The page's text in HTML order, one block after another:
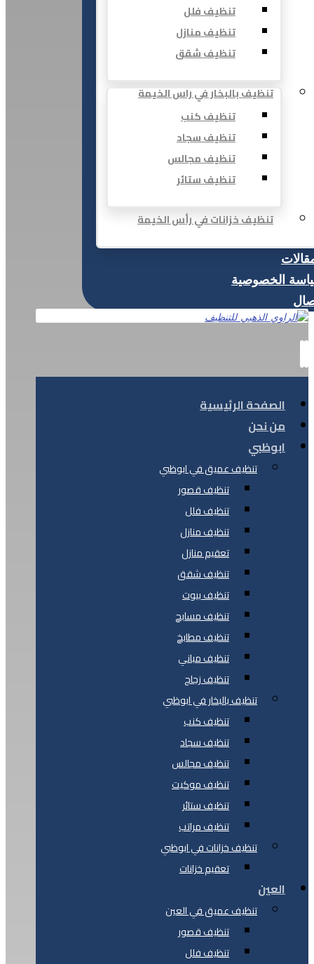
تنظيف فلل
تنظيف منازل
تنظيف شقق
تنظيف بالبخار في راس الخيمة
تنظيف كنب
تنظيف سجاد
تنظيف مجالس
تنظيف ستائر
تنظيف خزانات في رأس الخيمة
الخصوصية
الصفحة الرئيسية
من نحن
ابوظبي
تنظيف عميق في ابوظبي
تنظيف قصور
تنظيف فلل
تنظيف منازل
تعقيم منازل
تنظيف شقق
تنظيف بيوت
تنظيف مسابح
تنظيف مطابخ
تنظيف مباني
تنظيف زجاج
تنظيف بالبخار في ابوظبي
تنظيف كنب
تنظيف سجاد
تنظيف مجالس
تنظيف موكيت
تنظيف ستائر
تنظيف مراتب
تنظيف خزانات في ابوظبي
تعقيم خزانات
العين
تنظيف عميق في العين
تنظيف قصور
تنظيف فلل